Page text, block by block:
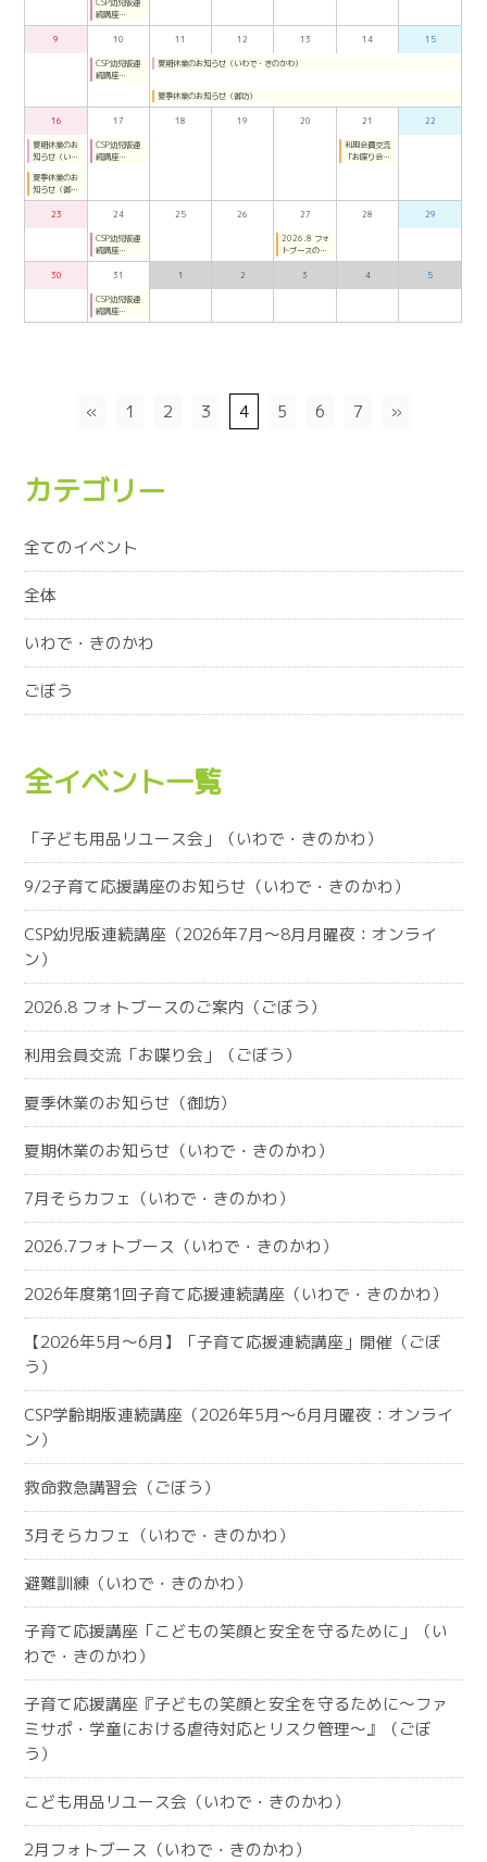
CSP幼児版連
続講座
（2026年7月
～8月月曜夜：
9 10 11 12 13 14 15
CSP幼児版連
続講座
オンライン）
夏期休業のお知らせ（いわで・きのかわ）
夏季休業のお知らせ（御坊）
16 17 18 19 20 21 22
夏期休業のお
知らせ（いわ
わ）
CSP幼児版連
続講座
利用会員交流
「お喋り会」
夏季休業のお
知らせ（御
坊）
23
24 25 26 27 28 29
CSP幼児版連
続講座
（2026年7月
～8月月曜夜：
2026.8 フォ
トブースのご
案内（ごぼ
30 31 1 2 3 4 5
CSP幼児版連
続講座
（2026年7月
« 1 2 3 4 5 6 7 »
カテゴリー
全てのイベント
全体
いわで・きのかわ
ごぼう
全イベント一覧
「子ども用品リユース会」（いわで・きのかわ）
9/2子育て応援講座のお知らせ（いわで・きのかわ）
CSP幼児版連続講座（2026年7月～8月月曜夜：オンライ
ン）
2026.8 フォトブースのご案内（ごぼう）
利用会員交流「お喋り会」（ごぼう）
夏季休業のお知らせ（御坊）
夏期休業のお知らせ（いわで・きのかわ）
7月そらカフェ（いわで・きのかわ）
2026.7フォトブース（いわで・きのかわ）
2026年度第1回子育て応援連続講座（いわで・きのかわ）
【2026年5月～6月】「子育て応援連続講座」開催（ごぼ
う）
CSP学齢期版連続講座（2026年5月～6月月曜夜：オンライ
ン）
救命救急講習会（ごぼう）
3月そらカフェ（いわで・きのかわ）
避難訓練（いわで・きのかわ）
子育て応援講座「こどもの笑顔と安全を守るために」（い
わで・きのかわ）
子育て応援講座『子どもの笑顔と安全を守るために～ファ
ミサポ・学童における虐待対応とリスク管理～』（ごぼ
う）
こども用品リユース会（いわで・きのかわ）
2月フォトブース（いわで・きのかわ）